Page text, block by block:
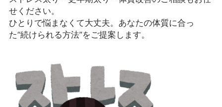
せください。
ひとりで悩まなくて大丈夫。あなたの体質に合っ
た“続けられる方法”をご提案します。